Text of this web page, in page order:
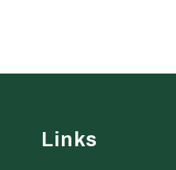
Links